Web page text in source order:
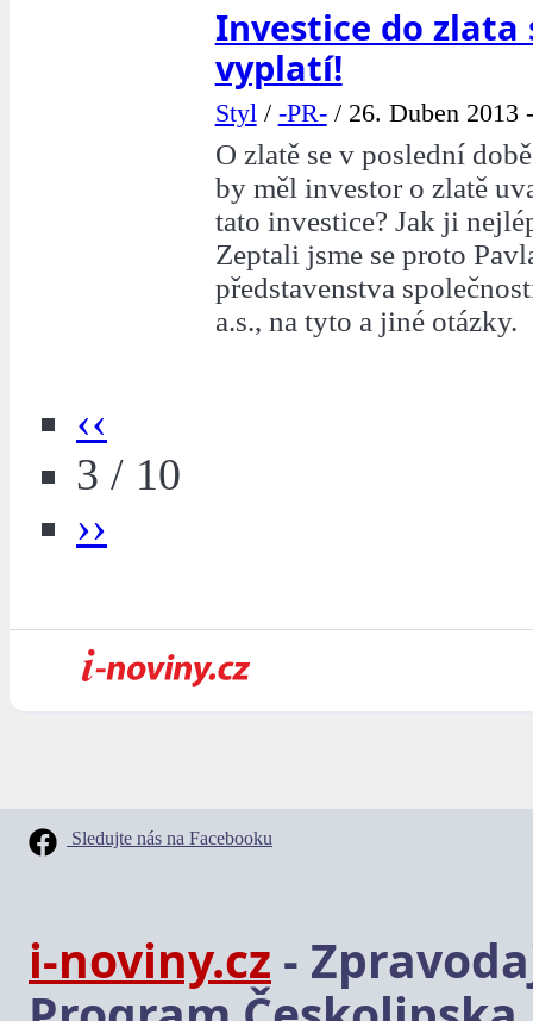
Investice do zlata
vyplatí!
Styl/ -PR-/ 26. Duben 2013
O zlatě se v poslední
by měl investor o zlatě
tato investice? Jak ji
Zeptali jsme se proto
představenstva
a.s., na tyto a jiné otázky.
‹‹
3 / 10
››
Sledujte nás na Facebooku
i-noviny.cz -